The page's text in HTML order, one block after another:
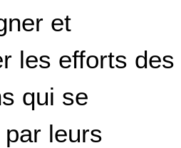
et
les efforts des
qui se
leurs